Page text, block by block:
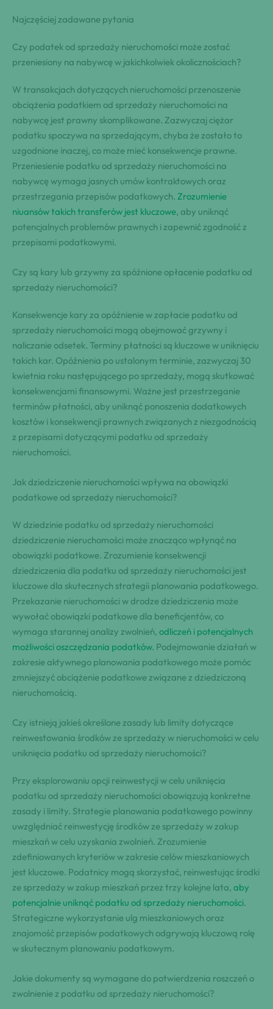
Najczęściej zadawane pytania
Czy podatek od sprzedaży nieruchomości może zostać
przeniesiony na nabywcę w jakichkolwiek okolicznościach?
W transakcjach dotyczących nieruchomości przenoszenie
obciążenia podatkiem od sprzedaży nieruchomości na
nabywcę jest prawny skomplikowane. Zazwyczaj ciężar
podatku spoczywa na sprzedającym, chyba że zostało to
uzgodnione inaczej, co może mieć konsekwencje prawne.
Przeniesienie podatku od sprzedaży nieruchomości na
nabywcę wymaga jasnych umów kontraktowych oraz
przestrzegania przepisów podatkowych. Zrozumienie
niuansów takich transferów jest kluczowe, aby uniknąć
potencjalnych problemów prawnych i zapewnić zgodność z
przepisami podatkowymi.
Czy są kary lub grzywny za spóźnione opłacenie podatku od
sprzedaży nieruchomości?
Konsekwencje kary za opóźnienie w zapłacie podatku od
sprzedaży nieruchomości mogą obejmować grzywny i
naliczanie odsetek. Terminy płatności są kluczowe w uniknięciu
takich kar. Opóźnienia po ustalonym terminie, zazwyczaj 30
kwietnia roku następującego po sprzedaży, mogą skutkować
konsekwencjami finansowymi. Ważne jest przestrzeganie
terminów płatności, aby uniknąć ponoszenia dodatkowych
kosztów i konsekwencji prawnych związanych z niezgodnością
z przepisami dotyczącymi podatku od sprzedaży
nieruchomości.
Jak dziedziczenie nieruchomości wpływa na obowiązki
podatkowe od sprzedaży nieruchomości?
W dziedzinie podatku od sprzedaży nieruchomości
dziedziczenie nieruchomości może znacząco wpłynąć na
obowiązki podatkowe. Zrozumienie konsekwencji
dziedziczenia dla podatku od sprzedaży nieruchomości jest
kluczowe dla skutecznych strategii planowania podatkowego.
Przekazanie nieruchomości w drodze dziedziczenia może
wywołać obowiązki podatkowe dla beneficjentów, co
wymaga starannej analizy zwolnień, odliczeń i potencjalnych
możliwości oszczędzania podatków. Podejmowanie działań w
zakresie aktywnego planowania podatkowego może pomóc
zmniejszyć obciążenie podatkowe związane z dziedziczoną
nieruchomością.
Czy istnieją jakieś określone zasady lub limity dotyczące
reinwestowania środków ze sprzedaży w nieruchomości w celu
uniknięcia podatku od sprzedaży nieruchomości?
Przy eksplorowaniu opcji reinwestycji w celu uniknięcia
podatku od sprzedaży nieruchomości obowiązują konkretne
zasady i limity. Strategie planowania podatkowego powinny
uwzględniać reinwestycję środków ze sprzedaży w zakup
mieszkań w celu uzyskania zwolnień. Zrozumienie
zdefiniowanych kryteriów w zakresie celów mieszkaniowych
jest kluczowe. Podatnicy mogą skorzystać, reinwestując środki
ze sprzedaży w zakup mieszkań przez trzy kolejne lata, aby
potencjalnie uniknąć podatku od sprzedaży nieruchomości.
Strategiczne wykorzystanie ulg mieszkaniowych oraz
znajomość przepisów podatkowych odgrywają kluczową rolę
w skutecznym planowaniu podatkowym.
Jakie dokumenty są wymagane do potwierdzenia roszczeń o
zwolnienie z podatku od sprzedaży nieruchomości?